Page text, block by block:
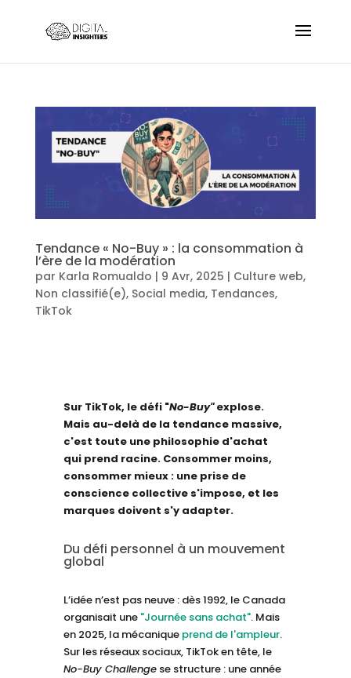
Tendance « No-Buy » : la consommation à
l’ère de la modération
par Karla Romualdo | 9 Avr, 2025 | Culture web,
Non classifié(e), Social media, Tendances,
TikTok
Sur TikTok, le défi "No-Buy"explose.
Mais au-delà de la tendance massive,
c'est toute une philosophie d'achat
qui prend racine. Consommer moins,
consommer mieux : une prise de
conscience collective s'impose, et les
marques doivent s'y adapter.
Du défi personnel à un mouvement
global
L’idée n’est pas neuve : dès 1992, le Canada
organisait une "Journée sans achat". Mais
en 2025, la mécanique prend de l'ampleur.
Sur les réseaux sociaux, TikTok en tête, le
No-Buy Challengese structure : une année